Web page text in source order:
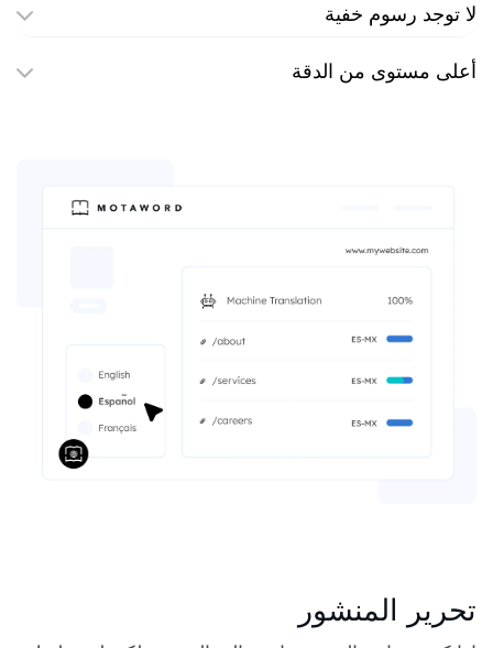
لا توجد رسوم خفية
أعلى مستوى من الدقة
تحرير المنشور